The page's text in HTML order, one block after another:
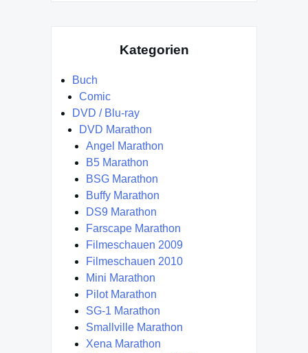
Kategorien
Buch
Comic
DVD / Blu-ray
DVD Marathon
Angel Marathon
B5 Marathon
BSG Marathon
Buffy Marathon
DS9 Marathon
Farscape Marathon
Filmeschauen 2009
Filmeschauen 2010
Mini Marathon
Pilot Marathon
SG-1 Marathon
Smallville Marathon
Xena Marathon